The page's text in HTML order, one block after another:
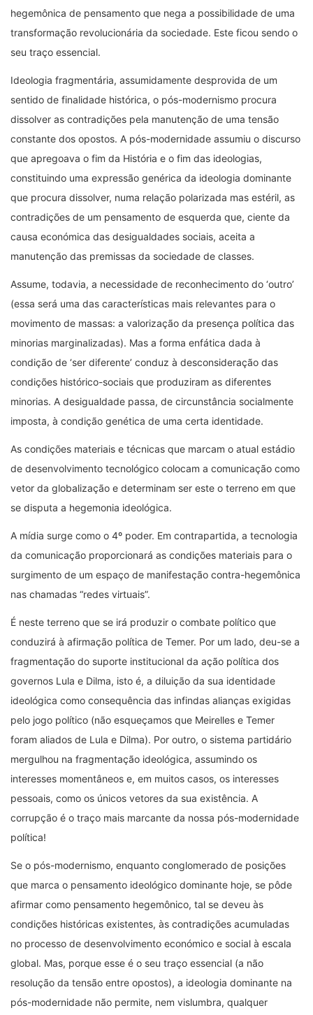
hegemônica de pensamento que nega a possibilidade de uma
transformação revolucionária da sociedade. Este ficou sendo o
seu traço essencial.
Ideologia fragmentária, assumidamente desprovida de um
sentido de finalidade histórica, o pós-modernismo procura
dissolver as contradições pela manutenção de uma tensão
constante dos opostos. A pós-modernidade assumiu o discurso
que apregoava o fim da História e o fim das ideologias,
constituindo uma expressão genérica da ideologia dominante
que procura dissolver, numa relação polarizada mas estéril, as
contradições de um pensamento de esquerda que, ciente da
causa económica das desigualdades sociais, aceita a
manutenção das premissas da sociedade de classes.
Assume, todavia, a necessidade de reconhecimento do ‘outro’
(essa será uma das características mais relevantes para o
movimento de massas: a valorização da presença política das
minorias marginalizadas). Mas a forma enfática dada à
condição de ‘ser diferente’ conduz à desconsideração das
condições histórico-sociais que produziram as diferentes
minorias. A desigualdade passa, de circunstância socialmente
imposta, à condição genética de uma certa identidade.
As condições materiais e técnicas que marcam o atual estádio
de desenvolvimento tecnológico colocam a comunicação como
vetor da globalização e determinam ser este o terreno em que
se disputa a hegemonia ideológica.
A mídia surge como o 4º poder. Em contrapartida, a tecnologia
da comunicação proporcionará as condições materiais para o
surgimento de um espaço de manifestação contra-hegemônica
nas chamadas “redes virtuais”.
É neste terreno que se irá produzir o combate político que
conduzirá à afirmação política de Temer. Por um lado, deu-se a
fragmentação do suporte institucional da ação política dos
governos Lula e Dilma, isto é, a diluição da sua identidade
ideológica como consequência das infindas alianças exigidas
pelo jogo político (não esqueçamos que Meirelles e Temer
foram aliados de Lula e Dilma). Por outro, o sistema partidário
mergulhou na fragmentação ideológica, assumindo os
interesses momentâneos e, em muitos casos, os interesses
pessoais, como os únicos vetores da sua existência. A
corrupção é o traço mais marcante da nossa pós-modernidade
política!
Se o pós-modernismo, enquanto conglomerado de posições
que marca o pensamento ideológico dominante hoje, se pôde
afirmar como pensamento hegemônico, tal se deveu às
condições históricas existentes, às contradições acumuladas
no processo de desenvolvimento económico e social à escala
global. Mas, porque esse é o seu traço essencial (a não
resolução da tensão entre opostos), a ideologia dominante na
pós-modernidade não permite, nem vislumbra, qualquer